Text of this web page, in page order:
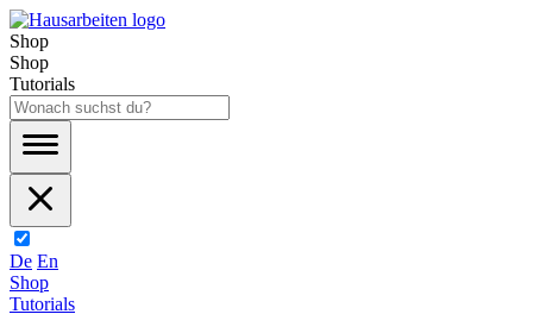
Shop
Shop
Tutorials
De En
Shop
Tutorials